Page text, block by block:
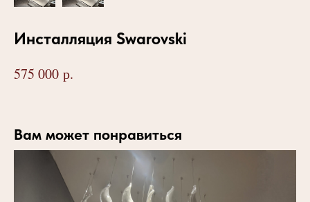
Инсталляция Swarovski
575 000 р.
Вам может понравиться